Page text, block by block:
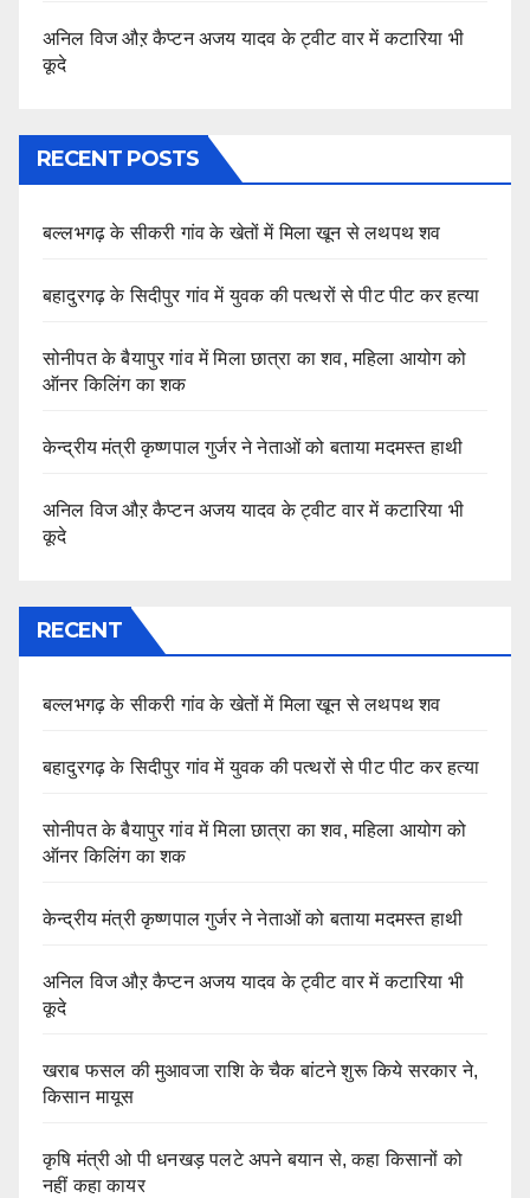
अनिल विज औऱ कैप्टन अजय यादव के ट्वीट वार में कटारिया भी
कूदे
RECENT POSTS
बल्लभगढ़ के सीकरी गांव के खेतों में मिला खून से लथपथ शव
बहादुरगढ़ के सिदीपुर गांव में युवक की पत्थरों से पीट पीट कर हत्या
सोनीपत के बैयापुर गांव में मिला छात्रा का शव, महिला आयोग को
ऑनर किलिंग का शक
केन्द्रीय मंत्री कृष्णपाल गुर्जर ने नेताओं को बताया मदमस्त हाथी
अनिल विज औऱ कैप्टन अजय यादव के ट्वीट वार में कटारिया भी
कूदे
RECENT
बल्लभगढ़ के सीकरी गांव के खेतों में मिला खून से लथपथ शव
बहादुरगढ़ के सिदीपुर गांव में युवक की पत्थरों से पीट पीट कर हत्या
सोनीपत के बैयापुर गांव में मिला छात्रा का शव, महिला आयोग को
ऑनर किलिंग का शक
केन्द्रीय मंत्री कृष्णपाल गुर्जर ने नेताओं को बताया मदमस्त हाथी
अनिल विज औऱ कैप्टन अजय यादव के ट्वीट वार में कटारिया भी
कूदे
खराब फसल की मुआवजा राशि के चैक बांटने शुरू किये सरकार ने,
किसान मायूस
कृषि मंत्री ओ पी धनखड़ पलटे अपने बयान से, कहा किसानों को
नहीं कहा कायर